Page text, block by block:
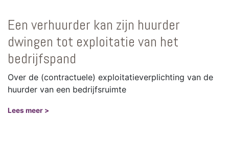
Een verhuurder kan zijn huurder
dwingen tot exploitatie van het
bedrijfspand
Over de (contractuele) exploitatieverplichting van de
huurder van een bedrijfsruimte
Lees meer >